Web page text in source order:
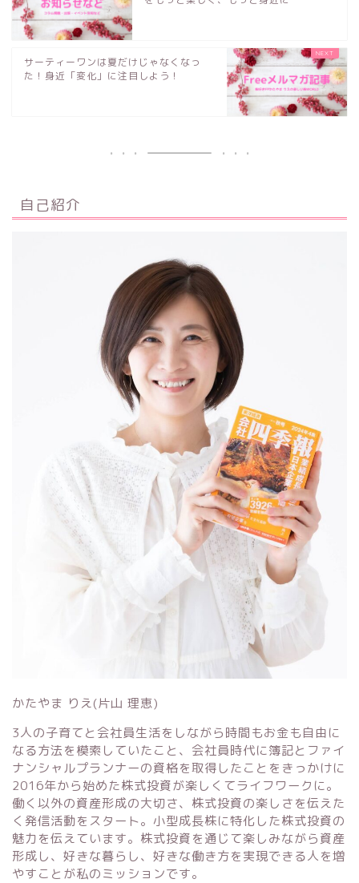
サーティーワンは夏だけじゃなくなっ
た！身近「変化」に注目しよう！
自己紹介
かたやま りえ(片山 理恵)
3人の子育てと会社員生活をしながら時間もお金も自由に
なる方法を模索していたこと、会社員時代に簿記とファイ
ナンシャルプランナーの資格を取得したことをきっかけに
2016年から始めた株式投資が楽しくてライフワークに。
働く以外の資産形成の大切さ、株式投資の楽しさを伝えた
く発信活動をスタート。小型成長株に特化した株式投資の
魅力を伝えています。株式投資を通じて楽しみながら資産
形成し、好きな暮らし、好きな働き方を実現できる人を増
やすことが私のミッションです。